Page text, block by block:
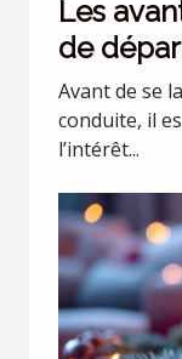
Les
de
conduite
Avant de se
conduite, il
l’intérêt...